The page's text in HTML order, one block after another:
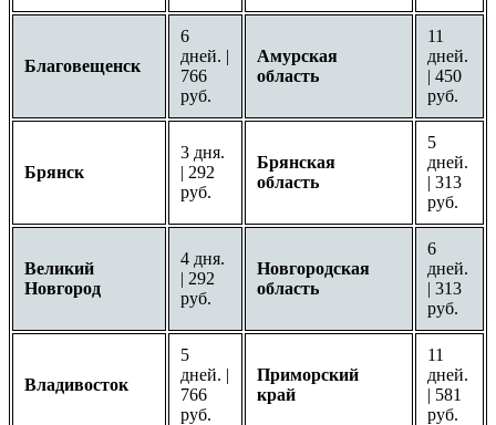
Благовещенск
6
дней. |
766
руб.
Амурская
область
11
дней.
| 450
руб.
Брянск
3 дня.
| 292
руб.
Брянская
область
5
дней.
| 313
руб.
Великий
Новгород
4 дня.
| 292
руб.
Новгородская
область
6
дней.
| 313
руб.
Владивосток
5
дней. |
766
руб.
Приморский
край
11
дней.
| 581
руб.